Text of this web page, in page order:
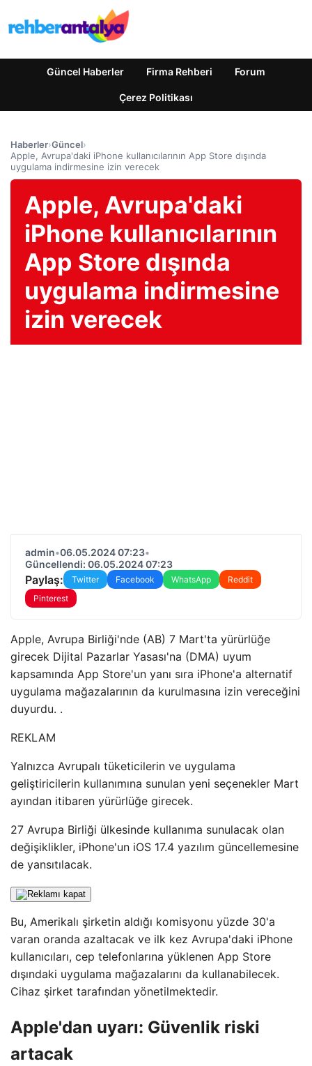
Güncel Haberler Firma Rehberi Forum
Çerez Politikası
Haberler›Güncel›
Apple, Avrupa'daki iPhone kullanıcılarının App Store dışında
uygulama indirmesine izin verecek
Apple, Avrupa'daki
iPhone kullanıcılarının
App Store dışında
uygulama indirmesine
izin verecek
admin•06.05.2024 07:23•
Güncellendi: 06.05.2024 07:23
Paylaş: Twitter Facebook WhatsApp
Reddit
Pinterest
Apple, Avrupa Birliği'nde (AB) 7 Mart'ta yürürlüğe
girecek Dijital Pazarlar Yasası'na (DMA) uyum
kapsamında App Store'un yanı sıra iPhone'a alternatif
uygulama mağazalarının da kurulmasına izin vereceğini
duyurdu. .
REKLAM
Yalnızca Avrupalı ​​tüketicilerin ve uygulama
geliştiricilerin kullanımına sunulan yeni seçenekler Mart
ayından itibaren yürürlüğe girecek.
27 Avrupa Birliği ülkesinde kullanıma sunulacak olan
değişiklikler, iPhone'un iOS 17.4 yazılım güncellemesine
de yansıtılacak.
Bu, Amerikalı şirketin aldığı komisyonu yüzde 30'a
varan oranda azaltacak ve ilk kez Avrupa'daki iPhone
kullanıcıları, cep telefonlarına yüklenen App Store
dışındaki uygulama mağazalarını da kullanabilecek.
Cihaz şirket tarafından yönetilmektedir.
Apple'dan uyarı: Güvenlik riski
artacak